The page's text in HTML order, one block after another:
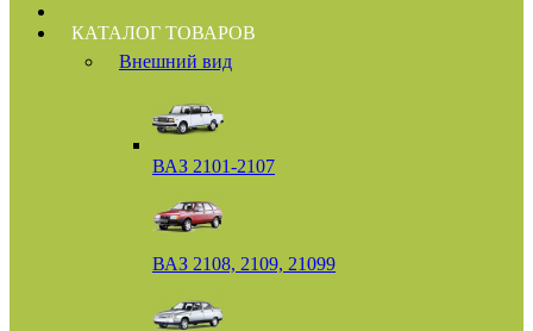
КАТАЛОГ ТОВАРОВ
Внешний вид
ВАЗ 2101-2107
ВАЗ 2108, 2109, 21099